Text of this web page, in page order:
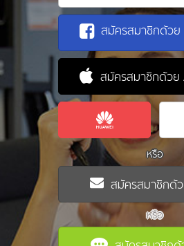
สมัครสมาชิกด้วย
สมัครสมาชิกด้วย
หรือ
สมัครสมาชิกด้
หรือ